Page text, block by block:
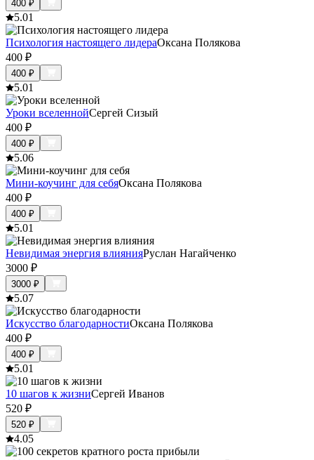
400 ₽
5.01
Психология настоящего лидераОксана Полякова
400 ₽
400 ₽
5.01
Уроки вселеннойСергей Сизый
400 ₽
400 ₽
5.06
Мини-коучинг для себяОксана Полякова
400 ₽
400 ₽
5.01
Невидимая энергия влиянияРуслан Нагайченко
3000 ₽
3000 ₽
5.07
Искусство благодарностиОксана Полякова
400 ₽
400 ₽
5.01
10 шагов к жизниСергей Иванов
520 ₽
520 ₽
4.05